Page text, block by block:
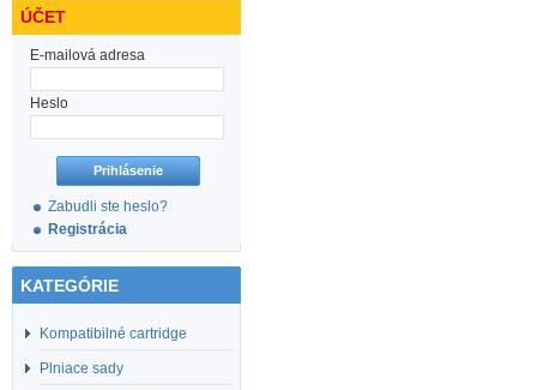
ÚČET
E-mailová adresa
Heslo
Zabudli ste heslo?
Registrácia
KATEGÓRIE
Kompatibilné cartridge
Plniace sady